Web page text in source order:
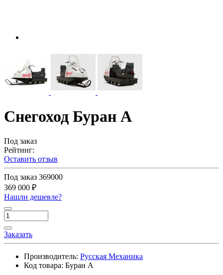
Снегоход Буран А
Под заказ
Рейтинг:
Оставить отзыв
Под заказ 369000
369 000 ₽
Нашли дешевле?
Заказать
Производитель: Русская Механика
Код товара: Буран А